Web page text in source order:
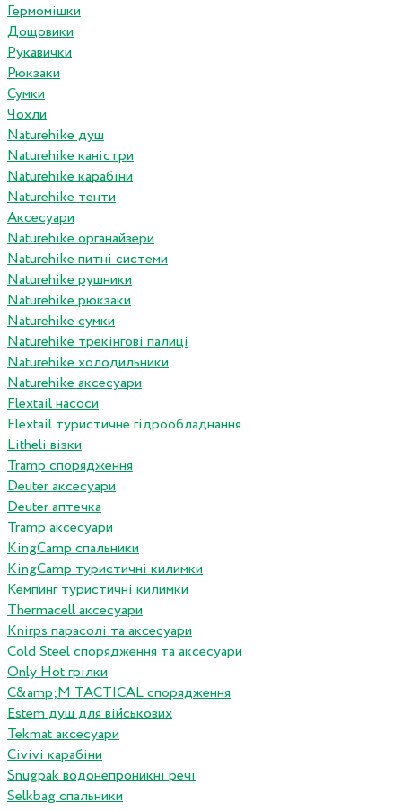
Гермомішки
Дощовики
Рукавички
Рюкзаки
Сумки
Чохли
Naturehike душ
Naturehike каністри
Naturehike карабіни
Naturehike тенти
Аксесуари
Naturehike органайзери
Naturehike питні системи
Naturehike рушники
Naturehike рюкзаки
Naturehike сумки
Naturehike трекінгові палиці
Naturehike холодильники
Naturehike аксесуари
Flextail насоси
Flextail туристичне гідрообладнання
Litheli візки
Tramp спорядження
Deuter аксесуари
Deuter аптечка
Tramp аксесуари
KingCamp спальники
KingCamp туристичні килимки
Кемпинг туристичні килимки
Thermacell аксесуари
Knirps парасолі та аксесуари
Cold Steel спорядження та аксесуари
Only Hot грілки
C&amp;M TACTICAL спорядження
Estem душ для військових
Tekmat аксесуари
Сivivi карабіни
Snugpak водонепроникні речі
Selkbag спальники